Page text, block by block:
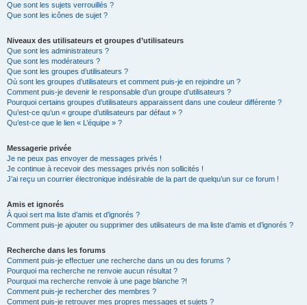
Que sont les sujets verrouillés ?
Que sont les icônes de sujet ?
Niveaux des utilisateurs et groupes d’utilisateurs
Que sont les administrateurs ?
Que sont les modérateurs ?
Que sont les groupes d’utilisateurs ?
Où sont les groupes d’utilisateurs et comment puis-je en rejoindre un ?
Comment puis-je devenir le responsable d’un groupe d’utilisateurs ?
Pourquoi certains groupes d’utilisateurs apparaissent dans une couleur différente ?
Qu’est-ce qu’un « groupe d’utilisateurs par défaut » ?
Qu’est-ce que le lien « L’équipe » ?
Messagerie privée
Je ne peux pas envoyer de messages privés !
Je continue à recevoir des messages privés non sollicités !
J’ai reçu un courrier électronique indésirable de la part de quelqu’un sur ce forum !
Amis et ignorés
À quoi sert ma liste d’amis et d’ignorés ?
Comment puis-je ajouter ou supprimer des utilisateurs de ma liste d’amis et d’ignorés ?
Recherche dans les forums
Comment puis-je effectuer une recherche dans un ou des forums ?
Pourquoi ma recherche ne renvoie aucun résultat ?
Pourquoi ma recherche renvoie à une page blanche ?!
Comment puis-je rechercher des membres ?
Comment puis-je retrouver mes propres messages et sujets ?